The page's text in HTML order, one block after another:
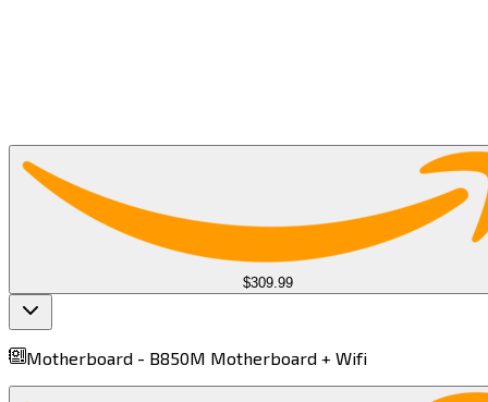
$309.99
Motherboard - B850M Motherboard + Wifi​​​​‌ ‍ ​‍​‍‌‍ ‌ ​‍‌‍‍‌‌‍‌ ‌‍‍‌‌‍ ‍​‍​‍​ ‍‍​‍​‍‌ ​ ‌‍​‌‌‍ ‍‌‍‍‌‌ ‌​‌ ‍‌​‍ ‍‌‍‍‌‌‍ ​‍​‍​‍ ​​‍​‍‌‍‍​‌ ​‍‌‍‌‌‌‍‌‍​‍​‍​ ‍‍​‍​‍​‍ ‌‍​‌‌‍‌​‌‍ ‌‌‍‍‌‌‍ ‍​‍ ‌‍‍‌‌‍ ‍‌ ‌​‌‍‌‌‌‍ ‍‌ ‌​​‍ ‌‍‌‌‌‍‌​‌‍‍‌‌ ‌​​‍ ‌‍ ‌‌‍ ‌‍‌​‌‍‌‌​ ‌‌ ​​‌ ​‍‌‍‌‌‌ ​ ‌‍‌‌‌‍ ‍‌ ‌​‌‍​‌‌ ‌​‌‍‍‌‌‍ ‌‍ ‍​ ‍ ‌‍‍‌‌‍‌​​ ‌​ ‌‍​ ​‌​ ‌‍​ ‌‍​ ​ ‌‍‌‍​ ‍‌‌‍‌‌​‍ ‌‌‍​‍​ ​‍‌‍‌‍​ ‌​​‍ ‌​ ‌​​ ​ ​ ​​​ ​ ​‍ ‌​ ‍​‌‍​ ​ ‌​​ ​​​‍ ‌​ ‌‌‌‍‌‌​ ​‌‌‍‌‌‌‍‌​​ ‍‌‌‍​‌‌‍‌‌‌‍​ ​ ‌‌​ ‍​​ ​‍​ ‍ ‌ ‌​‌ ‍‌‌ ​​‌‍‌‌​ ‌‌‍ ‌‌‍ ‌ ‌​‌‍‍​‌‍‌‌‌ ​‍‌‍​‍‌‍ ‌‍​‌‌ ​‍‌‍‌​​ ‍ ‌ ​​‌‍​‌‌ ‌​‌‍‍​​ ‌‌‍ ‍‌‍​‌‌‍ ‌‌‍‌‌​ ‌‍​‍‌‍​‌‌ ​ ‌‍‌‌‌‌‌‌‌ ​‍‌‍ ​​ ‌​‍‌‌​ ​‍‌​‌‍‌‍​‌‌‍‌​‌‍ ‌‌‍‍‌‌‍ ‍​‍‌‍‌‍‍‌‌‍‌​​ ‌​ ‌‍​ ​‌​ ‌‍​ ‌‍​ ​ ‌‍‌‍​ ‍‌‌‍‌‌​‍ ‌‌‍​‍​ ​‍‌‍‌‍​ ‌​​‍ ‌​ ‌​​ ​ ​ ​​​ ​ ​‍ ‌​ ‍​‌‍​ ​ ‌​​ ​​​‍ ‌​ ‌‌‌‍‌‌​ ​‌‌‍‌‌‌‍‌​​ ‍‌‌‍​‌‌‍‌‌‌‍​ ​ ‌‌​ ‍​​ ​‍​‍‌‍‌ ‌​‌ ‍‌‌ ​​‌‍‌‌​ ‌‌‍ ‌‌‍ ‌ ‌​‌‍‍​‌‍‌‌‌ ​‍‌‍​‍‌‍ ‌‍​‌‌ ​‍‌‍‌​​‍‌‍‌ ​​‌‍​‌‌ ‌​‌‍‍​​ ‌‌‍ ‍‌‍​‌‌‍ ‌‌‍‌‌​‍‌‍‌ ​​‌‍‌‌‌ ​‍‌ ​ ‌ ​​‌‍‌‌‌‍​ ‌ ‌​‌‍‍‌‌ ‌‍‌‍‌‌​ ‌‌ ​​‌ ‌‌‌‍​‍‌‍ ​‌‍‍‌‌ ​ ‌‍‍​‌‍‌‌‌‍‌​​‍​‍‌ ‌